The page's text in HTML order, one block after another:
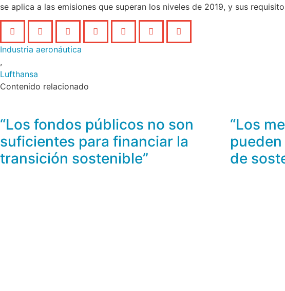
se aplica a las emisiones que superan los niveles de 2019, y sus
Industria aeronáutica
,
Lufthansa
Contenido relacionado
“Los fondos públicos no son
suficientes para financiar la
transición sostenible”
“Los
de